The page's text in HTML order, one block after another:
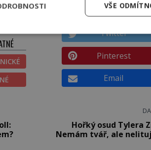
Facebook
Twitter
Pinterest
Email
Hořký osud Tylera
Nemám tvář, ale
VŠE